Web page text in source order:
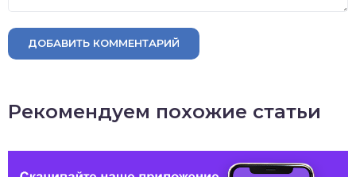
ДОБАВИТЬ КОММЕНТАРИЙ
Рекомендуем похожие статьи